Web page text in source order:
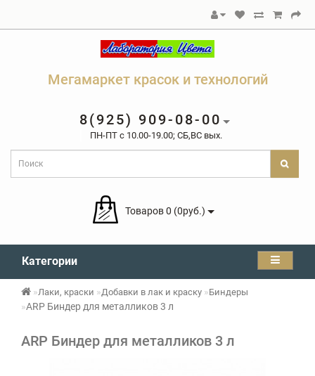
Мегамаркет красок и технологий
8(925) 909-08-00
ПН-ПТ c 10.00-19.00; СБ,ВС вых.
Товаров 0 (0руб.)
Категории
Лаки, краски Добавки в лак и краску Биндеры
ARP Биндер для металликов 3 л
ARP Биндер для металликов 3 л